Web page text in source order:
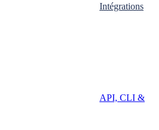
Intégrations
API, CLI &